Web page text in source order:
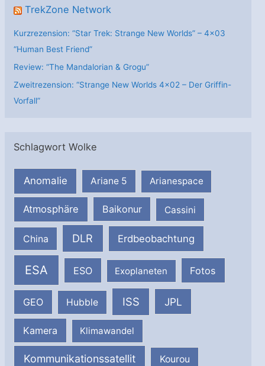
TrekZone Network
Kurzrezension: “Star Trek: Strange New Worlds” – 4×03
“Human Best Friend”
Review: “The Mandalorian & Grogu”
Zweitrezension: “Strange New Worlds 4×02 – Der Griffin-
Vorfall”
Schlagwort Wolke
Anomalie Ariane 5 Arianespace
Atmosphäre Baikonur Cassini
China DLR Erdbeobachtung
ESA ESO Exoplaneten Fotos
GEO Hubble ISS JPL
Kamera Klimawandel
Kommunikationssatellit Kourou